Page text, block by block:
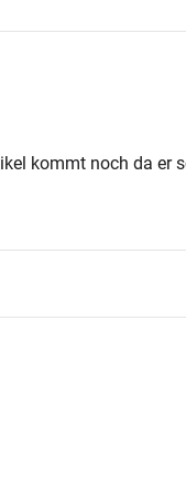
kommt noch da er